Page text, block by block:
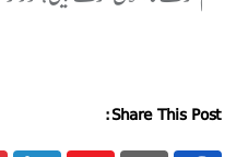
Share This Post: